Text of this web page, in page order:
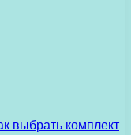
выбрать комплект